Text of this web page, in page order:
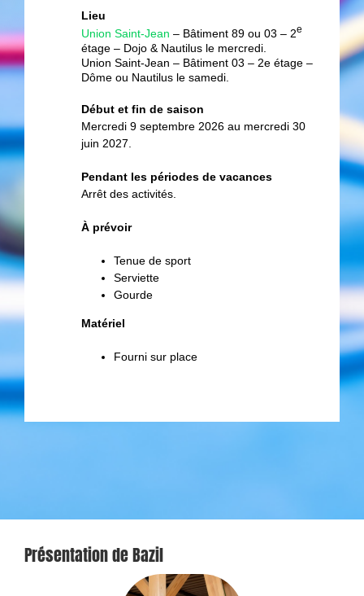
Lieu
Union Saint-Jean – Bâtiment 89 ou 03 – 2e
étage – Dojo & Nautilus le mercredi.
Union Saint-Jean – Bâtiment 03 – 2e étage –
Dôme ou Nautilus le samedi.
Début et fin de saison
Mercredi 9 septembre 2026 au mercredi 30
juin 2027.
Pendant les périodes de vacances
Arrêt des activités.
À prévoir
Tenue de sport
Serviette
Gourde
Matériel
Fourni sur place
Présentation de Bazil